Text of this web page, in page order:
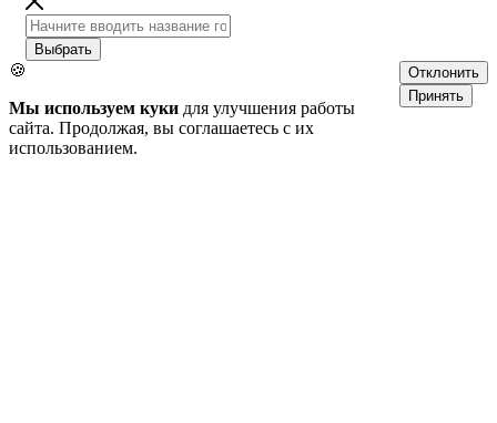
Выбрать
🍪
Мы используем куки для улучшения работы
сайта. Продолжая, вы соглашаетесь с их
использованием.
Отклонить
Принять